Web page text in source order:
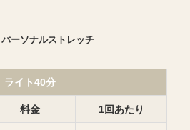
パーソナルストレッチ
ライト40分
料金 1回あたり